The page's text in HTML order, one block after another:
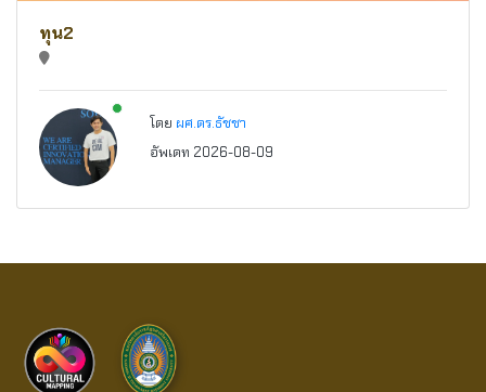
ทุน2
New alerts
โดย ผศ.ดร.ธัชชา
อัพเดท 2026-08-09